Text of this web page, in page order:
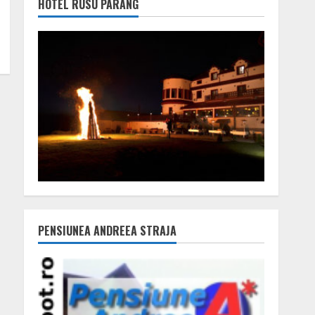
HOTEL RUSU PARÂNG
PENSIUNEA ANDREEA STRAJA